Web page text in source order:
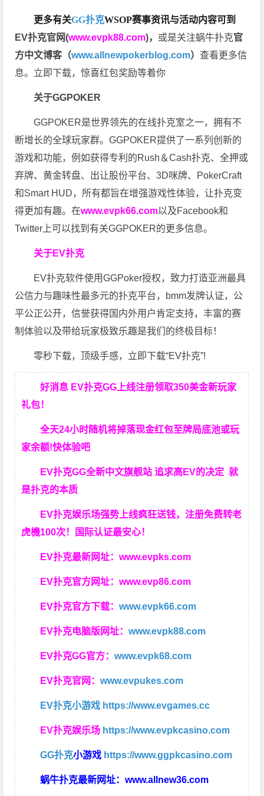
更多有关GG扑克WSOP赛事资讯与活动内容可到
EV扑克官网(www.evpk88.com)， 或是关注蜗牛扑克官
方中文博客（www.allnewpokerblog.com）查看更多信
息。立即下载，惊喜红包奖励等着你
关于GGPOKER
GGPOKER是世界领先的在线扑克室之一，拥有不
断增长的全球玩家群。GGPOKER提供了一系列创新的
游戏和功能，例如获得专利的Rush＆Cash扑克、全押或
弃牌、黄金转盘、出让股份平台、3D咪牌、PokerCraft
和Smart HUD，所有都旨在增强游戏性体验，让扑克变
得更加有趣。在www.evpk66.com以及Facebook和
Twitter上可以找到有关GGPOKER的更多信息。
关于EV扑克
EV扑克软件使用GGPoker授权，致力打造亚洲最具
公信力与趣味性最多元的扑克平台，bmm发牌认证，公
平公正公开，信誉获得国内外用户肯定支持，丰富的赛
制体验以及带给玩家极致乐趣是我们的终极目标！
零秒下载，顶级手感，立即下载“EV扑克”!
好消息 EV扑克GG上线注册领取350美金新玩家
礼包！
全天24小时随机将掉落现金红包至牌局底池或玩
家余额!快体验吧
EV扑克GG全新中文旗舰站 追求高EV的决定就
是扑克的本质
EV扑克娱乐场强势上线疯狂送钱，注册免费转老
虎機100次！国际认证最安心！
EV扑克最新网址：www.evpks.com
EV扑克官方网址：www.evp86.com
EV扑克官方下载：www.evpk66.com
EV扑克电脑版网址：www.evpk88.com
EV扑克GG官方：www.evpk68.com
EV扑克官网：www.evpukes.com
EV扑克小游戏 https://www.evgames.cc
EV扑克娱乐场 https://www.evpkcasino.com
GG扑克小游戏 https://www.ggpkcasino.com
蜗牛扑克最新网址：www.allnew36.com